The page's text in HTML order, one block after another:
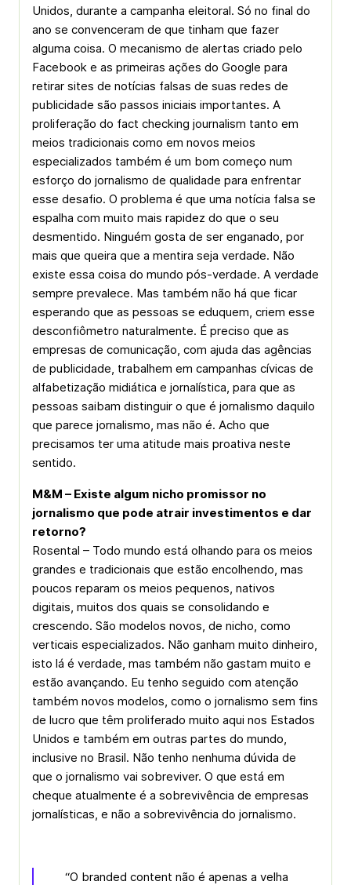
Unidos, durante a campanha eleitoral. Só no final do
ano se convenceram de que tinham que fazer
alguma coisa. O mecanismo de alertas criado pelo
Facebook e as primeiras ações do Google para
retirar sites de notícias falsas de suas redes de
publicidade são passos iniciais importantes. A
proliferação do fact checking journalism tanto em
meios tradicionais como em novos meios
especializados também é um bom começo num
esforço do jornalismo de qualidade para enfrentar
esse desafio. O problema é que uma notícia falsa se
espalha com muito mais rapidez do que o seu
desmentido. Ninguém gosta de ser enganado, por
mais que queira que a mentira seja verdade. Não
existe essa coisa do mundo pós-verdade. A verdade
sempre prevalece. Mas também não há que ficar
esperando que as pessoas se eduquem, criem esse
desconfiômetro naturalmente. É preciso que as
empresas de comunicação, com ajuda das agências
de publicidade, trabalhem em campanhas cívicas de
alfabetização midiática e jornalística, para que as
pessoas saibam distinguir o que é jornalismo daquilo
que parece jornalismo, mas não é. Acho que
precisamos ter uma atitude mais proativa neste
sentido.
M&M – Existe algum nicho promissor no
jornalismo que pode atrair investimentos e dar
retorno?
Rosental – Todo mundo está olhando para os meios
grandes e tradicionais que estão encolhendo, mas
poucos reparam os meios pequenos, nativos
digitais, muitos dos quais se consolidando e
crescendo. São modelos novos, de nicho, como
verticais especializados. Não ganham muito dinheiro,
isto lá é verdade, mas também não gastam muito e
estão avançando. Eu tenho seguido com atenção
também novos modelos, como o jornalismo sem fins
de lucro que têm proliferado muito aqui nos Estados
Unidos e também em outras partes do mundo,
inclusive no Brasil. Não tenho nenhuma dúvida de
que o jornalismo vai sobreviver. O que está em
cheque atualmente é a sobrevivência de empresas
jornalísticas, e não a sobrevivência do jornalismo.
“O branded content não é apenas a velha